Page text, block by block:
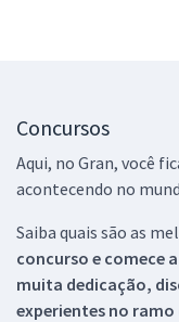
Concursos
Aqui, no Gran, você
acontecendo no
Saiba quais são as
concurso e comece
muita dedicação,
experientes no ramo